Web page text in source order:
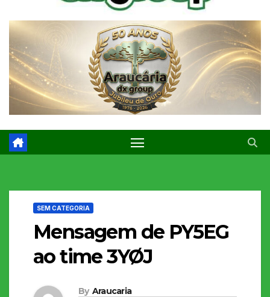
SEM CATEGORIA
Mensagem de PY5EG
ao time 3YØJ
By Araucaria